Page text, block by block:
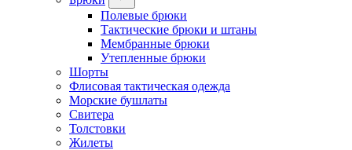
Полевые брюки
Тактические брюки и штаны
Мембранные брюки
Утепленные брюки
Шорты
Флисовая тактическая одежда
Морские бушлаты
Свитера
Толстовки
Жилеты